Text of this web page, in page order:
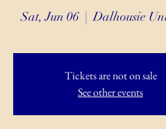
Sat, Jun 06
  |
Dalhousie
Tickets are not on sale
See other events